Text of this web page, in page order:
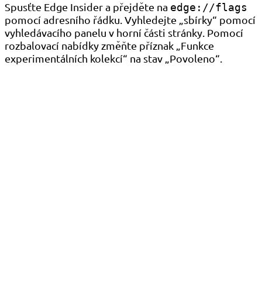
Spusťte Edge Insider a přejděte na edge://flags
pomocí adresního řádku. Vyhledejte „sbírky“ pomocí
vyhledávacího panelu v horní části stránky. Pomocí
rozbalovací nabídky změňte příznak „Funkce
experimentálních kolekcí“ na stav „Povoleno“.